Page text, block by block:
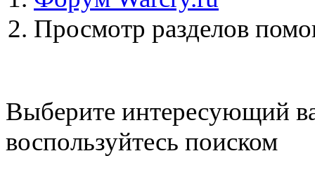
Просмотр разделов
Выберите интересующий
воспользуйтесь поиском